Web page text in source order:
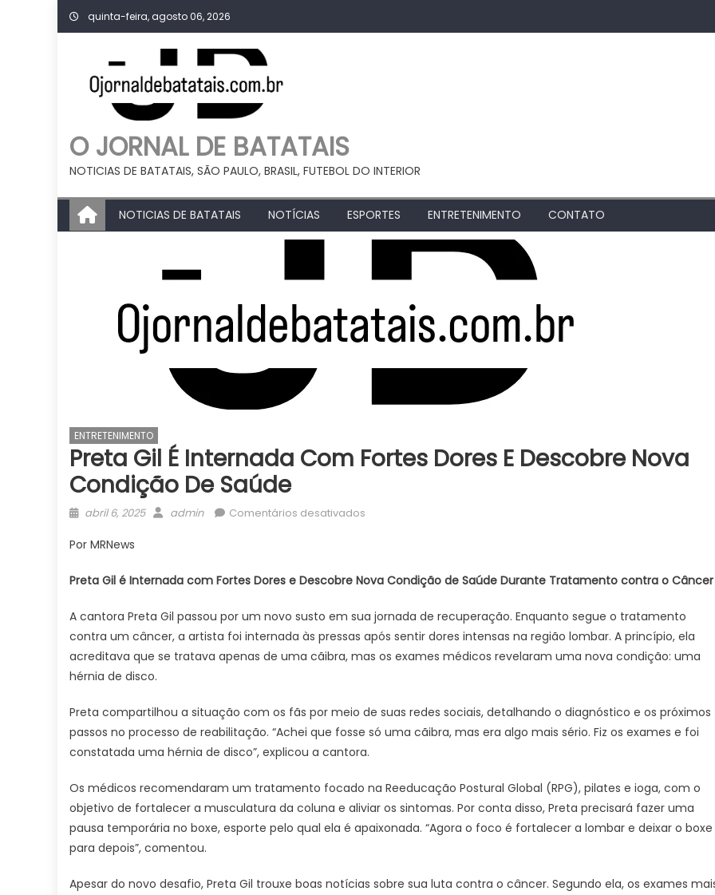
Skip
to
quinta-feira, agosto 06, 2026
O JORNAL DE BATATAIS
NOTICIAS DE BATATAIS, SÃO PAULO, BRASIL, FUTEBOL DO INTERIOR
NOTICIAS DE BATATAIS NOTÍCIAS ESPORTES ENTRETENIMENTO CONTATO
ENTRETENIMENTO
Preta Gil É Internada Com Fortes Dores E Descobre Nova
Condição De Saúde
Posted
abril 6, 2025 Author
admin Comentários desativados
Internada
Fortes
Dores
e
Condição
de
Saúde
Por MRNews
Preta Gil é Internada com Fortes Dores e Descobre Nova Condição de Saúde Durante Tratamento contra o Câncer
A cantora Preta Gil passou por um novo susto em sua jornada de recuperação. Enquanto segue o tratamento
contra um câncer, a artista foi internada às pressas após sentir dores intensas na região lombar. A princípio, ela
acreditava que se tratava apenas de uma cãibra, mas os exames médicos revelaram uma nova condição: uma
hérnia de disco.
Preta compartilhou a situação com os fãs por meio de suas redes sociais, detalhando o diagnóstico e os próximos
passos no processo de reabilitação. “Achei que fosse só uma cãibra, mas era algo mais sério. Fiz os exames e foi
constatada uma hérnia de disco”, explicou a cantora.
Os médicos recomendaram um tratamento focado na Reeducação Postural Global (RPG), pilates e ioga, com o
objetivo de fortalecer a musculatura da coluna e aliviar os sintomas. Por conta disso, Preta precisará fazer uma
pausa temporária no boxe, esporte pelo qual ela é apaixonada. “Agora o foco é fortalecer a lombar e deixar o boxe
para depois”, comentou.
Apesar do novo desafio, Preta Gil trouxe boas notícias sobre sua luta contra o câncer. Segundo ela, os exames